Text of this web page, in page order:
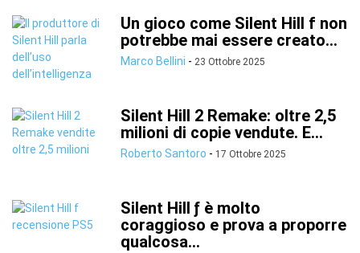
Un gioco come Silent Hill f non
potrebbe mai essere creato...
Marco Bellini - 23 Ottobre 2025
Silent Hill 2 Remake: oltre 2,5
milioni di copie vendute. E...
Roberto Santoro - 17 Ottobre 2025
Silent Hill ƒ è molto
coraggioso e prova a proporre
qualcosa...